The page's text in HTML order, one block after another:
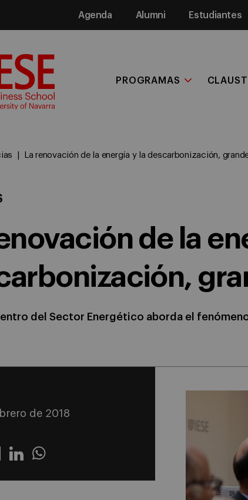
Agenda Alumni Estudiantes
PROGRAMAS
La renovación de la energía y la descarbonización,
de la
del Sector Energético aborda el
de 2018
LinkedinWhatsapp